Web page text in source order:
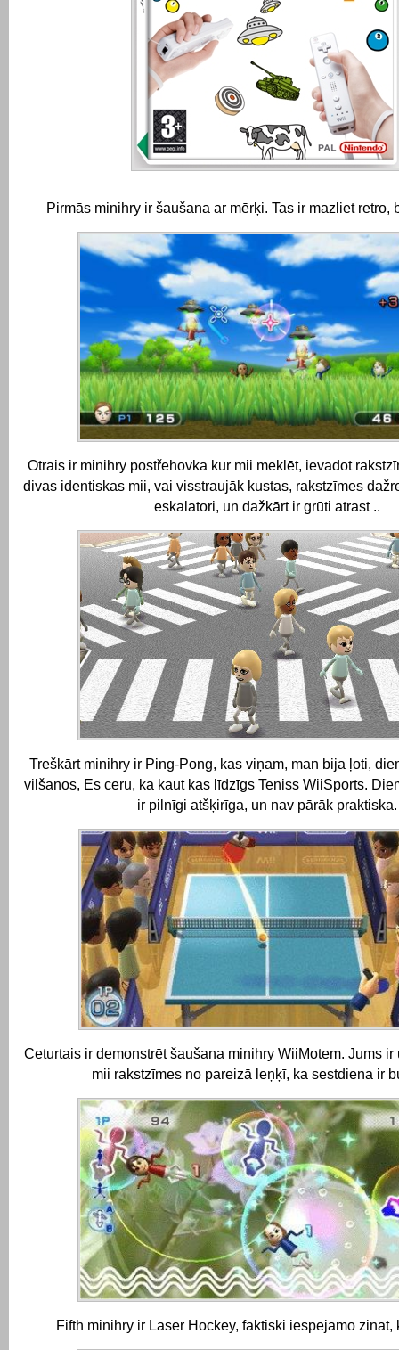
Pirmās minihry ir šaušana ar mērķi. Tas ir mazliet retro,
Otrais ir minihry postřehovka kur mii meklēt, ievadot
divas identiskas mii, vai visstraujāk kustas, rakstzīmes
eskalatori, un dažkārt ir grūti atrast ..
Treškārt minihry ir Ping-Pong, kas viņam, man bija ļoti,
vilšanos, Es ceru, ka kaut kas līdzīgs Teniss WiiSports.
ir pilnīgi atšķirīga, un nav pārāk praktiska.
Ceturtais ir demonstrēt šaušana minihry WiiMotem. Jums ir
mii rakstzīmes no pareizā leņķī, ka sestdiena ir
Fifth minihry ir Laser Hockey, faktiski iespējamo zināt,